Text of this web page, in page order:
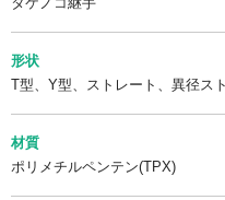
形状
T型、Y型、ストレート、異径ス
材質
ポリメチルペンテン(TPX)